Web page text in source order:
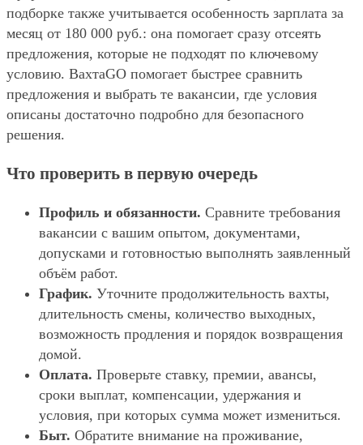
подборке также учитывается особенность зарплата за
месяц от 180 000 руб.: она помогает сразу отсеять
предложения, которые не подходят по ключевому
условию. ВахтаGO помогает быстрее сравнить
предложения и выбрать те вакансии, где условия
описаны достаточно подробно для безопасного
решения.
Что проверить в первую очередь
Профиль и обязанности. Сравните требования
вакансии с вашим опытом, документами,
допусками и готовностью выполнять заявленный
объём работ.
График. Уточните продолжительность вахты,
длительность смены, количество выходных,
возможность продления и порядок возвращения
домой.
Оплата. Проверьте ставку, премии, авансы,
сроки выплат, компенсации, удержания и
условия, при которых сумма может измениться.
Быт. Обратите внимание на проживание,